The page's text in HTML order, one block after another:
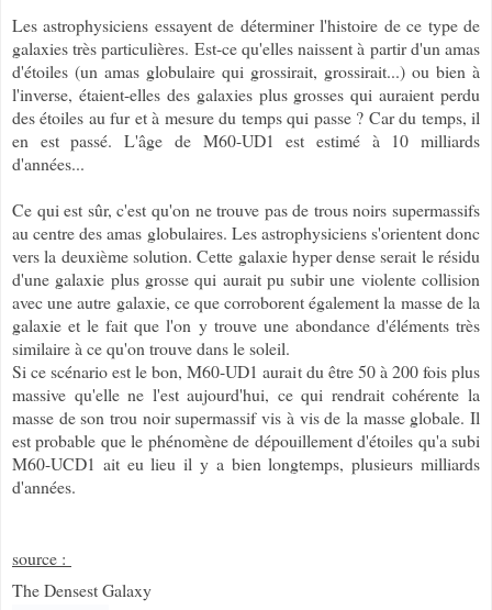
Les astrophysiciens essayent de déterminer l'histoire de ce type de
galaxies très particulières. Est-ce qu'elles naissent à partir d'un amas
d'étoiles (un amas globulaire qui grossirait, grossirait...) ou bien à
l'inverse, étaient-elles des galaxies plus grosses qui auraient perdu
des étoiles au fur et à mesure du temps qui passe ? Car du temps, il
en est passé. L'âge de M60-UD1 est estimé à 10 milliards
d'années...
Ce qui est sûr, c'est qu'on ne trouve pas de trous noirs supermassifs
au centre des amas globulaires. Les astrophysiciens s'orientent donc
vers la deuxième solution. Cette galaxie hyper dense serait le résidu
d'une galaxie plus grosse qui aurait pu subir une violente collision
avec une autre galaxie, ce que corroborent également la masse de la
galaxie et le fait que l'on y trouve une abondance d'éléments très
similaire à ce qu'on trouve dans le soleil.
Si ce scénario est le bon, M60-UD1 aurait du être 50 à 200 fois plus
massive qu'elle ne l'est aujourd'hui, ce qui rendrait cohérente la
masse de son trou noir supermassif vis à vis de la masse globale. Il
est probable que le phénomène de dépouillement d'étoiles qu'a subi
M60-UCD1 ait eu lieu il y a bien longtemps, plusieurs milliards
d'années.
source :
The Densest Galaxy